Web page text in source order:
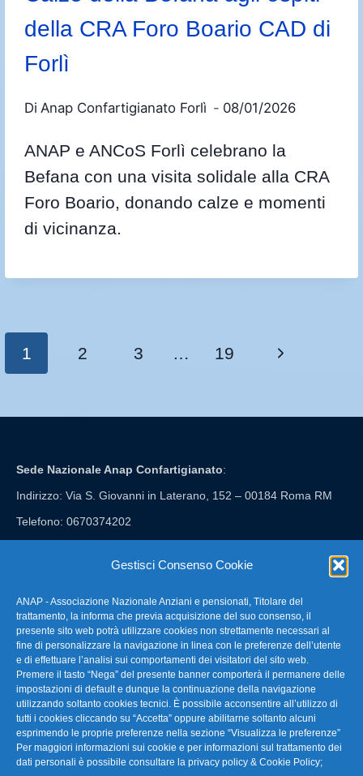
Gestisci Consenso Cookie
ANAP - Associazione Nazionale Anziani e pensionati, Titolare del
trattamento, la informa che previa acquisizione del suo consenso, il
presente sito web potrà utilizzare cookies non strettamente necessari al
fine di personalizzare la navigazione in linea con le preferenze dell’utente
e di effettuare l’analisi sui comportamenti dei visitatori del sito web.
Premere il tasto “Nega” del presente banner comporterà il permanere delle
impostazioni di default e dunque la continuazione della navigazione
utilizzando soltanto cookies tecnici. È possibile acconsentire all’utilizzo di
tutti i cookies cliccando su “Accetta” oppure abilitarne soltanto alcuni
esprimendo le proprie preferenze nella sezione “Visualizza le preferenze”
Per maggiori informazioni sui cookie e per informazioni sul trattamento dei
dati personali è possibile consultare la privacy policy & Cookie Policy;
della CRA Foro Boario CAD di
Forlì
Di Anap Confartigianato Forlì 08/01/2026
ANAP e ANCoS Forlì celebrano la
Befana con una visita solidale alla CRA
Foro Boario, donando calze e momenti
di vicinanza.
1 2 3 … 19
Sede Nazionale Anap Confartigianato:
Indirizzo: Via S. Giovanni in Laterano, 152 – 00184 Roma RM
Telefono: 0670374202
FAQ – Domande Frequenti
La nostra Newsletter
Link Utili
TG Confartigianato
Privacy & Cookie Policy